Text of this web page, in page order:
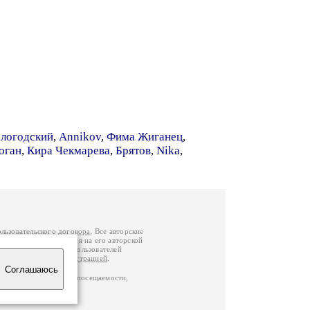
, Annikov, Фима Жиганец,
, Кира Чекмарева, Брятов, Nika,
Соглашаюсь
договора
. Все авторские
вы можете обратиться на его авторской
Федерации. Данные пользователей
связаться с администрацией
данным счетчика посещаемости,